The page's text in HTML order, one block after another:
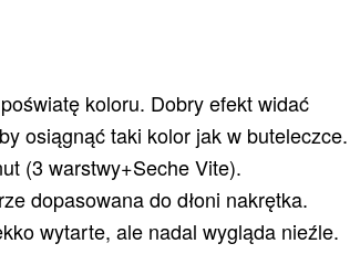
koloru. Dobry efekt widać
osiągnąć taki kolor jak w buteleczce.
(3 warstwy+Seche Vite).
dopasowana do dłoni nakrętka.
wytarte, ale nadal wygląda nieźle.